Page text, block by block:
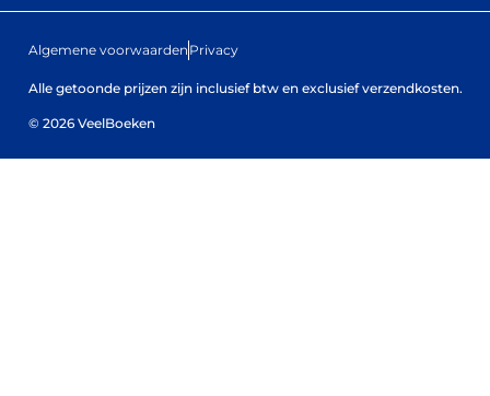
Algemene voorwaarden Privacy
Alle getoonde prijzen zijn inclusief btw en exclusief verzendkosten.
© 2026 VeelBoeken